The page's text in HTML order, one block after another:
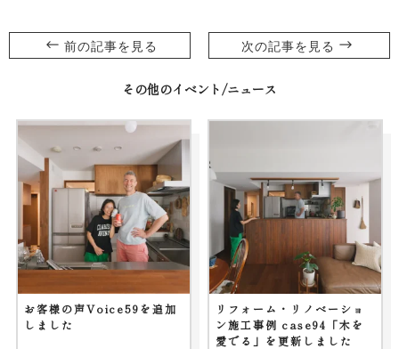
前の記事を見る 次の記事を見る
その他のイベント/ニュース
お客様の声Voice59を追加
しました
リフォーム・リノベーショ
ン施工事例 case94「木を
愛でる」を更新しました